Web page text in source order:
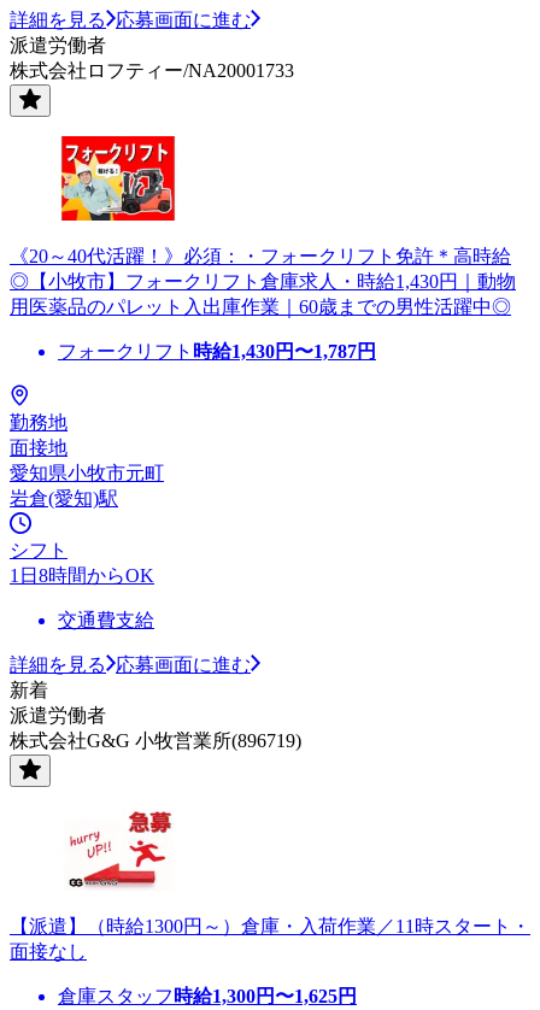
詳細を見る
応募画面に進む
派遣労働者
株式会社ロフティー/NA20001733
《20～40代活躍！》必須：・フォークリフト免許＊高時給
◎【小牧市】フォークリフト倉庫求人・時給1,430円｜動物
用医薬品のパレット入出庫作業｜60歳までの男性活躍中◎
フォークリフト 時給1,430円〜1,787円
勤務地
面接地
愛知県小牧市元町
岩倉(愛知)駅
シフト
1日8時間からOK
交通費支給
詳細を見る
応募画面に進む
新着
派遣労働者
株式会社G&G 小牧営業所(896719)
【派遣】（時給1300円～）倉庫・入荷作業／11時スタート・
面接なし
倉庫スタッフ 時給1,300円〜1,625円